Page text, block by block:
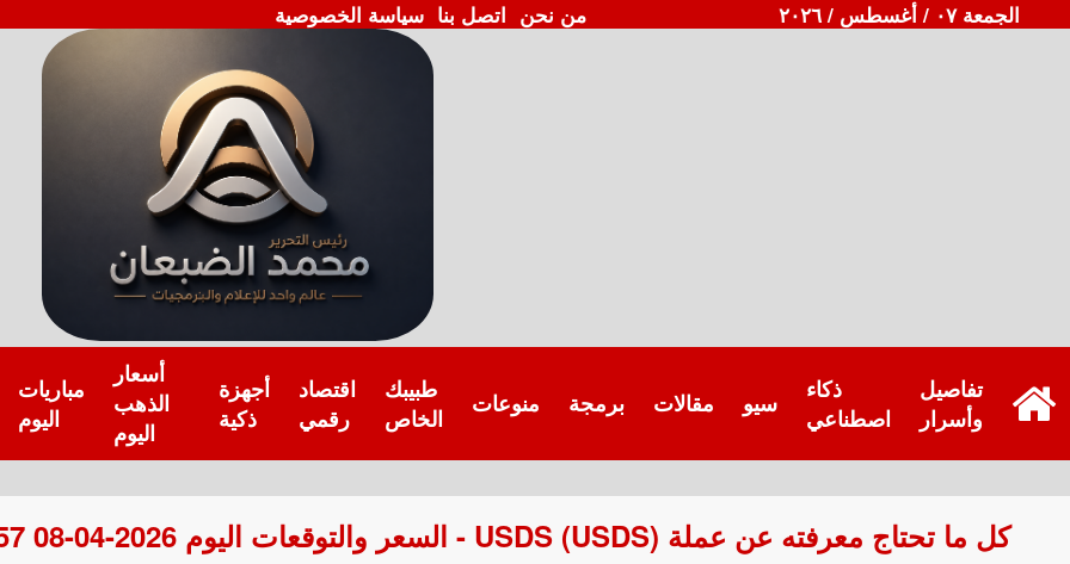
الجمعة ٠٧ / أغسطس / ٢٠٢٦ من نحن اتصل بنا سياسة الخصوصية
مباريات
اليوم
أسعار
الذهب
اليوم
أجهزة
ذكية
اقتصاد
رقمي
طبيبك
الخاص
منوعات برمجة مقالات سيو
ذكاء
اصطناعي
تفاصيل
وأسرار
كل ما تحتاج معرفته عن عملة USDS (USDS) - السعر والتوقعات اليوم 2026-04-08 13:38:57